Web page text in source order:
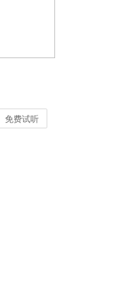
免费试听